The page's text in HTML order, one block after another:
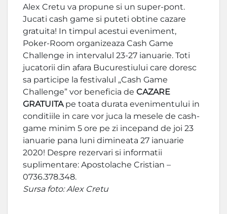
Alex Cretu va propune si un super-pont.
Jucati cash game si puteti obtine cazare
gratuita! In timpul acestui eveniment,
Poker-Room organizeaza Cash Game
Challenge in intervalul 23-27 ianuarie. Toti
jucatorii din afara Bucurestiului care doresc
sa participe la festivalul „Cash Game
Challenge” vor beneficia de CAZARE
GRATUITApe toata durata evenimentului in
conditiile in care vor juca la mesele de cash-
game minim 5 ore pe zi incepand de joi 23
ianuarie pana luni dimineata 27 ianuarie
2020! Despre rezervari si informatii
suplimentare: Apostolache Cristian –
0736.378.348.
Sursa foto: Alex Cretu